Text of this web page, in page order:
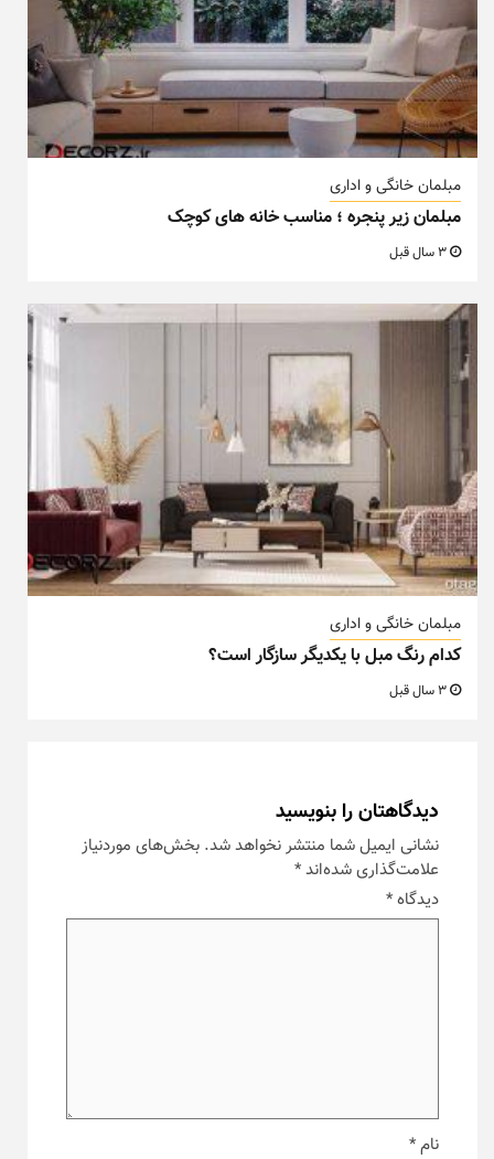
مبلمان خانگی و اداری
مبلمان زیر پنجره ؛ مناسب خانه های کوچک
مبلمان خانگی و اداری
کدام رنگ مبل با یکدیگر سازگار است؟
دیدگاهتان را بنویسید
نشانی ایمیل شما منتشر نخواهد شد. بخش‌های موردنیاز
علامت‌گذاری شده‌اند*
دیدگاه*
نام*